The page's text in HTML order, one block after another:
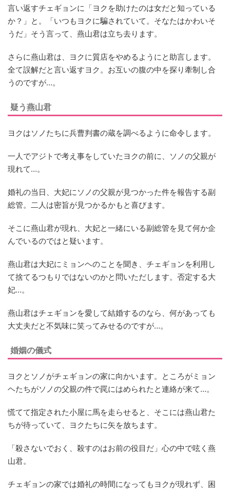
言い返すチェギョンに「ヨクを助けたのは女だと知っている
か？」と。「いつもヨクに騙されていて。そなたはかわいそ
うだ」そう言って、燕山君は立ち去ります。
さらに燕山君は、ヨクに質店をやめるようにと助言します。
全て誤解だと言い返すヨク。お互いの腹の中を探り牽制し合
うのですが…。
疑う燕山君
ヨクはソノたちに兵曹判書の蔵を調べるように命令します。
一人でアジトで考え事をしていたヨクの前に、ソノの父親が
現れて…。
婚礼の当日、大妃にソノの父親が見つかった件を報告する副
総管。二人は密旨が見つかるかもと喜びます。
そこに燕山君が現れ、大妃と一緒にいる副総管を見て何か企
んでいるのではと疑います。
燕山君は大妃にミョンヘのことを聞き、チェギョンを利用し
て捨てるつもりではないのかと問いただします。否定する大
妃…。
燕山君はチェギョンを愛して結婚するのなら、何があっても
大丈夫だと不気味に笑ってみせるのですが…。
婚姻の儀式
ヨクとソノがチェギョンの家に向かいます。ところがミョン
ヘたちがソノの父親の件で罠にはめられたと連絡が来て…。
慌てて指定された小屋に馬を走らせると、そこには燕山君た
ちが待っていて、ヨクたちに矢を放ちます。
「殺さないでおく、殺すのはお前の役目だ」心の中で呟く燕
山君。
チェギョンの家では婚礼の時間になってもヨクが現れず、困